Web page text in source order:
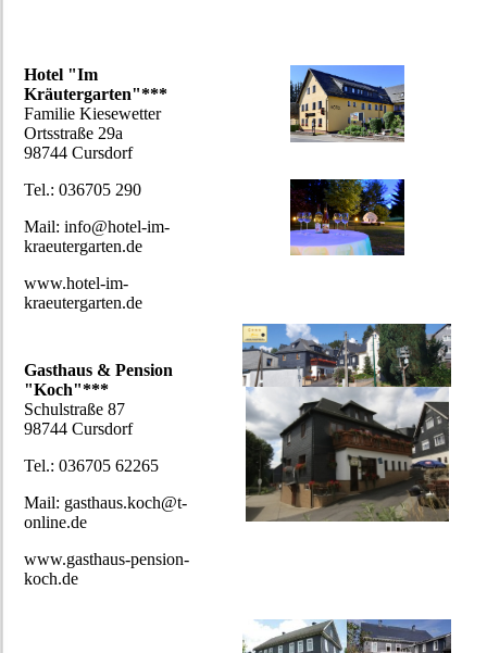
Hotel "Im
Kräutergarten"***
Familie Kiesewetter
Ortsstraße 29a
98744 Cursdorf
Tel.: 036705 290
Mail: info@hotel-im-
kraeutergarten.de
www.hotel-im-
kraeutergarten.de
Gasthaus & Pension
"Koch"***
Schulstraße 87
98744 Cursdorf
Tel.: 036705 62265
Mail: gasthaus.koch@t-
online.de
www.gasthaus-pension-
koch.de